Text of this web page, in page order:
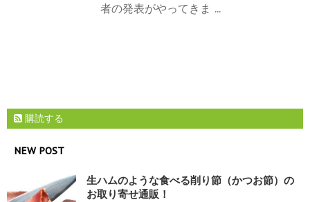
者の発表がやってきま ...
購読する
NEW POST
生ハムのような食べる削り節（かつお節）の
お取り寄せ通販！